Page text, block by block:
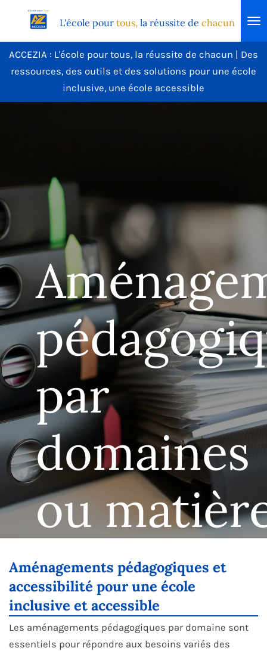
Passer
L'école pour tous, la réussite de chacun
ACCEZIA : L'école pour tous, la réussite de chacun | Des
ressources, des outils et des solutions pour une école
inclusive, une école accessible
par
domaines
ou
Aménagements pédagogiques et
accessibilité pour une école
inclusive et accessible
Les aménagements pédagogiques par domaine sont
essentiels pour répondre aux besoins variés des